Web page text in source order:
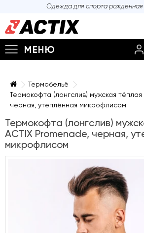
Одежда для спорта рожденная
МЕНЮ
Термобельё
Термокофта (лонгслив) мужская
черная, утеплённая микрофлисом
Термокофта (лонгслив)
ACTIX Promenade, черная,
микрофлисом